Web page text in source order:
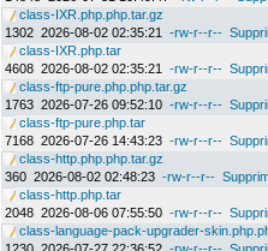
class-IXR.php.php.tar.gz
1302 2026-08-02 02:35:21 -rw-r--r--
class-IXR.php.tar
4608 2026-08-02 02:35:21 -rw-r--r--
class-ftp-pure.php.php.tar.gz
1763 2026-07-26 09:52:10 -rw-r--r--
class-ftp-pure.php.tar
7168 2026-07-26 14:43:23 -rw-r--r--
class-http.php.php.tar.gz
360 2026-08-02 02:48:23 -rw-r--r--
class-http.php.tar
2048 2026-08-06 07:55:50 -rw-r--r--
class-language-pack-upgrader-